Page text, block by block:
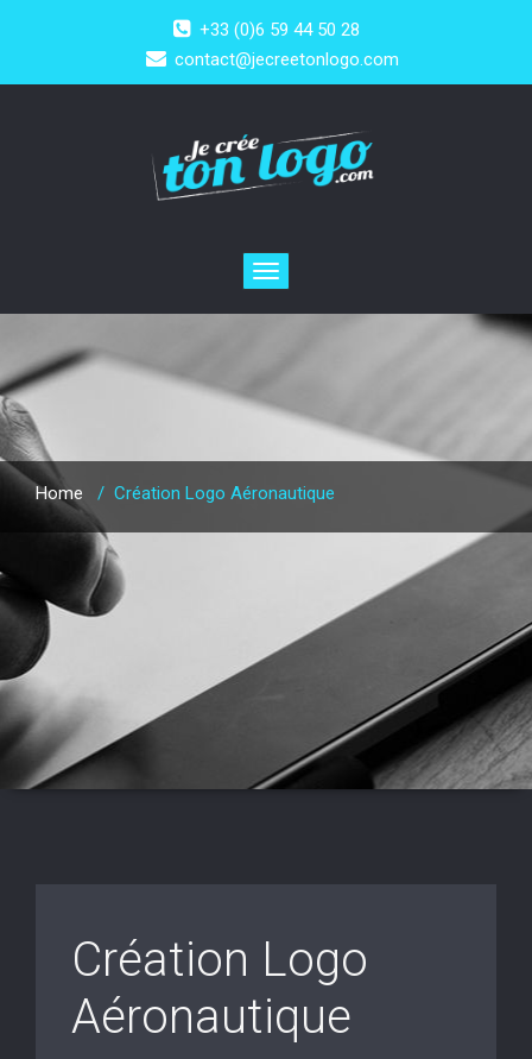
+33 (0)6 59 44 50 28
contact@jecreetonlogo.com
Toggle
navigation
Home / Création Logo Aéronautique
Création Logo
Aéronautique